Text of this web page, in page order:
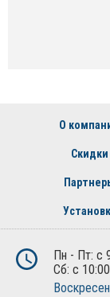
О
Скидки
Пн - Пт: с
Сб: с